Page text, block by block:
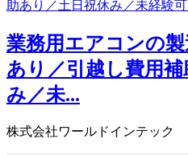
業務用エアコンの
あり／引越し費用
み／未...
株式会社ワールドインテック